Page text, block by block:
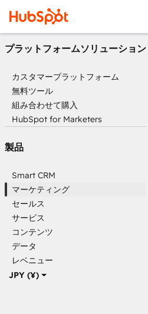
JPY (¥)
プラットフォームソリューション
カスタマープラットフォーム
無料ツール
組み合わせて購入
HubSpot for Marketers
製品
Smart CRM
マーケティング
セールス
サービス
コンテンツ
データ
レベニュー